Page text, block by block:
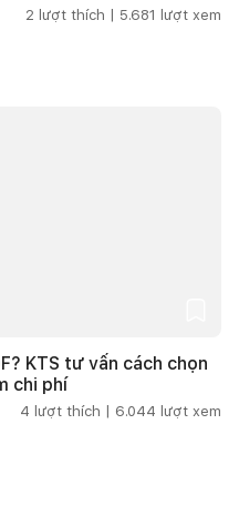
2 lượt thích | 5.681 lượt xem
KTS tư vấn cách chọn
chi phí
4 lượt thích | 6.044 lượt xem